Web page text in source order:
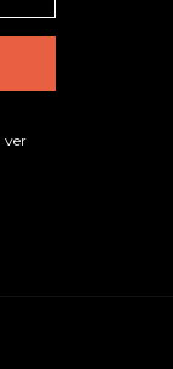
ver